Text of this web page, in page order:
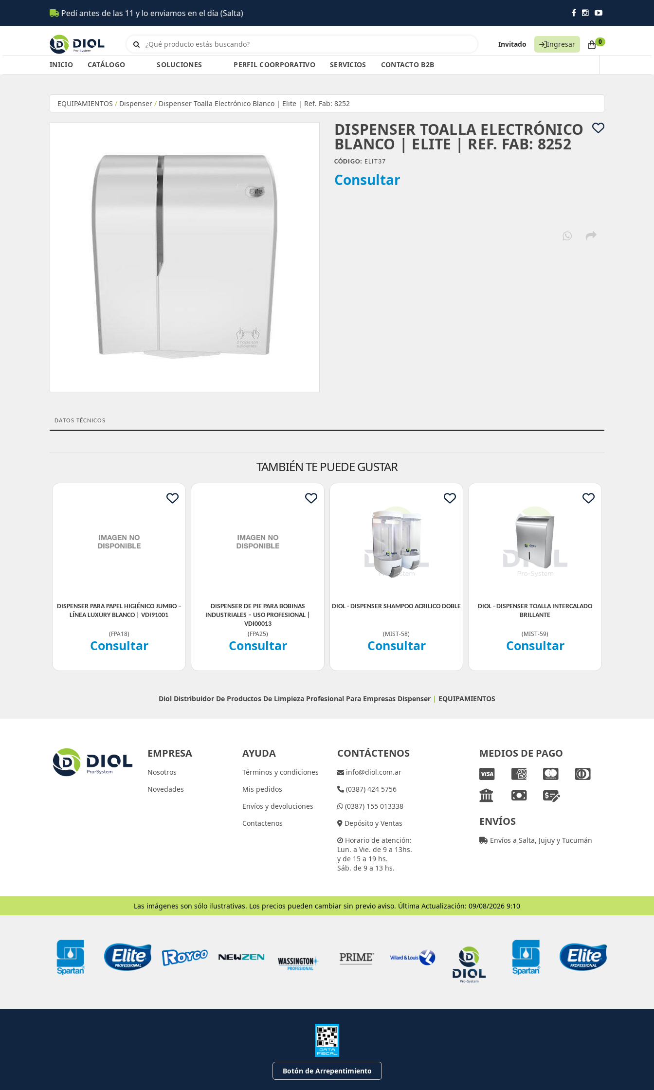
de las 11 y lo enviamos en el día (Salta)
Invitado Ingresar 0
INICIO CATÁLOGO SOLUCIONES PERFIL COORPORATIVO SERVICIOS CONTACTO B2B
EQUIPAMIENTOS / Dispenser / Dispenser Toalla Electrónico Blanco | Elite | Ref. Fab: 8252
DISPENSER TOALLA ELECTRÓNICO
BLANCO | ELITE | REF. FAB: 8252
CÓDIGO: ELIT37
Consultar
DATOS TÉCNICOS
TAMBIÉN TE PUEDE GUSTAR
DISPENSER PARA PAPEL HIGIÉNICO JUMBO –
LÍNEA LUXURY BLANCO | VDI91001
(FPA18)
Consultar
DISPENSER DE PIE PARA BOBINAS
INDUSTRIALES – USO PROFESIONAL |
VDI00013
(FPA25)
Consultar
DIOL - DISPENSER SHAMPOO ACRILICO DOBLE
(MIST-58)
Consultar
DIOL - DISPENSER TOALLA INTERCALADO
BRILLANTE
(MIST-59)
Consultar
Diol Distribuidor De Productos De Limpieza Profesional Para Empresas Dispenser | EQUIPAMIENTOS
EMPRESA
Nosotros
Novedades
AYUDA
Términos y condiciones
Mis pedidos
Envíos y devoluciones
Contactenos
CONTÁCTENOS
info@diol.com.ar
(0387) 424 5756
(0387) 155 013338
Depósito y Ventas
Horario de atención:
Lun. a Vie. de 9 a 13hs.
y de 15 a 19 hs.
Sáb. de 9 a 13 hs.
MEDIOS DE PAGO
ENVÍOS
Envíos a Salta, Jujuy y Tucumán
Las imágenes son sólo ilustrativas. Los precios pueden cambiar sin previo aviso. Última Actualización: 09/08/2026 9:10
Botón de Arrepentimiento